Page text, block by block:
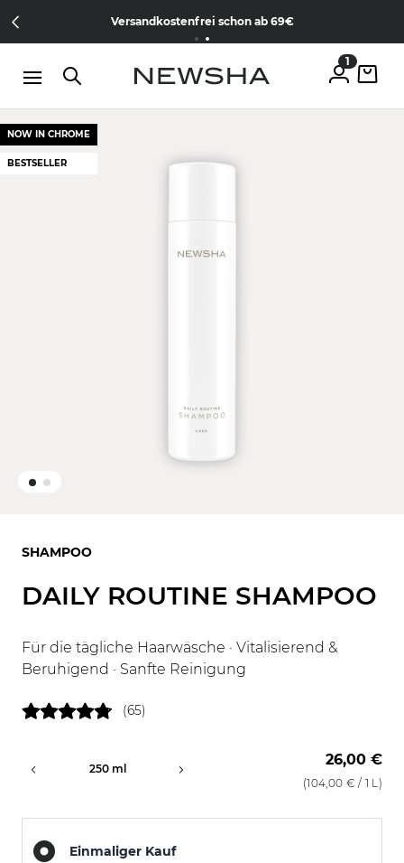
Member werden & gratis Treament erhalten | Jetzt kostenlos
anmelden
Versandkostenfrei schon ab 69€
1
NOW IN CHROME
BESTSELLER
SHAMPOO
DAILY ROUTINE SHAMPOO
Für die tägliche Haarwäsche · Vitalisierend &
Beruhigend · Sanfte Reinigung
(65)
250 ml
26,00 €
(104,00 € / 1 L)
Einmaliger Kauf